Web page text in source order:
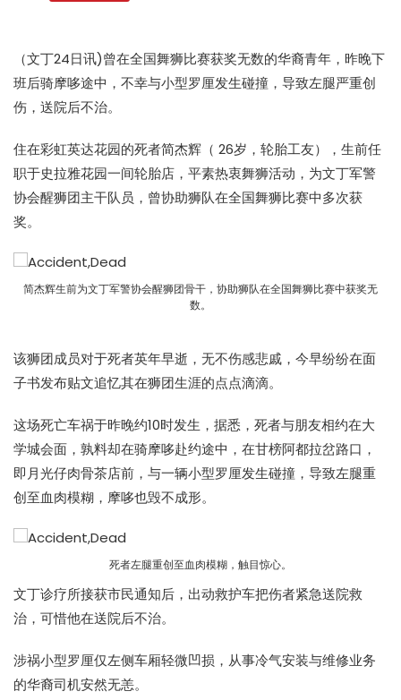
（文丁24日讯)曾在全国舞狮比赛获奖无数的华裔青年，昨晚下
班后骑摩哆途中，不幸与小型罗厘发生碰撞，导致左腿严重创
伤，送院后不治。
住在彩虹英达花园的死者简杰辉（ 26岁，轮胎工友），生前任
职于史拉雅花园一间轮胎店，平素热衷舞狮活动，为文丁军警
协会醒狮团主干队员，曾协助狮队在全国舞狮比赛中多次获
奖。
简杰辉生前为文丁军警协会醒狮团骨干，协助狮队在全国舞狮比赛中获奖无
数。
该狮团成员对于死者英年早逝，无不伤感悲戚，今早纷纷在面
子书发布贴文追忆其在狮团生涯的点点滴滴。
这场死亡车祸于昨晚约10时发生，据悉，死者与朋友相约在大
学城会面，孰料却在骑摩哆赴约途中，在甘榜阿都拉岔路口，
即月光仔肉骨茶店前，与一辆小型罗厘发生碰撞，导致左腿重
创至血肉模糊， 摩哆也毁不成形。
死者左腿重创至血肉模糊，触目惊心。
文丁诊疗所接获市民通知后，出动救护车把伤者紧急送院救
治，可惜他在送院后不治。
涉祸小型罗厘仅左侧车厢轻微凹损，从事冷气安装与维修业务
的华裔司机安然无恙。